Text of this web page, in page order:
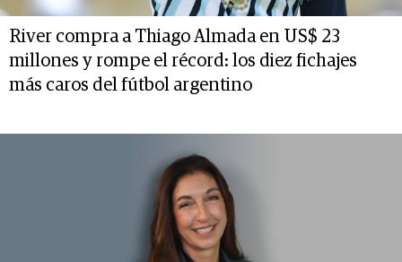
River compra a Thiago Almada en US$ 23
millones y rompe el récord: los diez fichajes
más caros del fútbol argentino